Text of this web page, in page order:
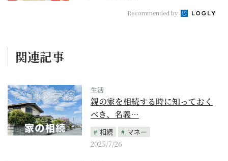
Recommended by
関連記事
生活
親の家を相続する時に知っておく
べき、名義…
相続
マネー
2025/7/26